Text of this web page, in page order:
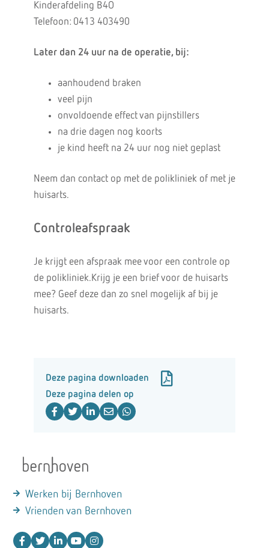
Kinderafdeling B4O
Telefoon: 0413 403490
Later dan 24 uur na de operatie, bij:
aanhoudend braken
veel pijn
onvoldoende effect van pijnstillers
na drie dagen nog koorts
je kind heeft na 24 uur nog niet geplast
Neem dan contact op met de polikliniek of met je
huisarts.
Controleafspraak
Je krijgt een afspraak mee voor een controle op
de polikliniek.Krijg je een brief voor de huisarts
mee? Geef deze dan zo snel mogelijk af bij je
huisarts.
Deze pagina downloaden
Deze pagina delen op
Werken bij Bernhoven
Vrienden van Bernhoven